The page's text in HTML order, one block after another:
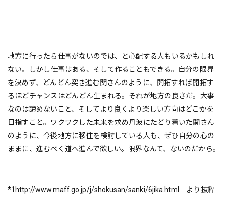
地方に行ったら仕事がないのでは、と心配する人もいるかもしれ
ない。しかし仕事はある、そして作ることもできる。自分の限界
を決めず、どんどん突き進む関さんのように、開拓すれば開拓す
るほどチャンスはどんどん生まれる。それが地方の良さだ。大事
なのは諦めないこと、そしてより良くより楽しい方向はどこかを
目指すこと。ワクワクした未来を求め丹波にたどり着いた関さん
のように、今後地方に移住を検討している人も、ぜひ自分の心の
ままに、進むべく道へ進んで欲しい。限界なんて、ないのだから。
*1http://www.maff.go.jp/j/shokusan/sanki/6jika.html より抜粋